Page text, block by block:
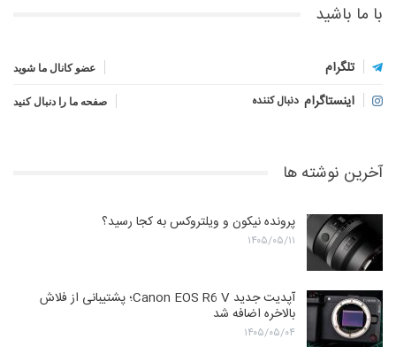
با ما باشید
تلگرام عضو کانال ما شوید
اینستاگرام دنبال کننده صفحه ما را دنبال کنید
آخرین نوشته ها
پرونده نیکون و ویلتروکس به کجا رسید؟
۱۴۰۵/۰۵/۱۱
آپدیت جدید Canon EOS R6 V؛ پشتیبانی از فلاش
بالاخره اضافه شد
۱۴۰۵/۰۵/۰۴